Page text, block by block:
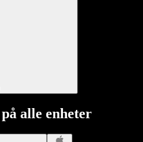
på alle enheter